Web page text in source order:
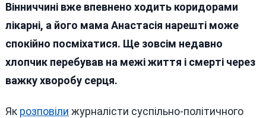
10-
Назара
Вінниччині вже впевнено ходить коридорами
лікарні, а його мама Анастасія нарешті може
спокійно посміхатися. Ще зовсім недавно
хлопчик перебував на межі життя і смерті через
важку хворобу серця.
Як розповіли журналісти суспільно-політичного